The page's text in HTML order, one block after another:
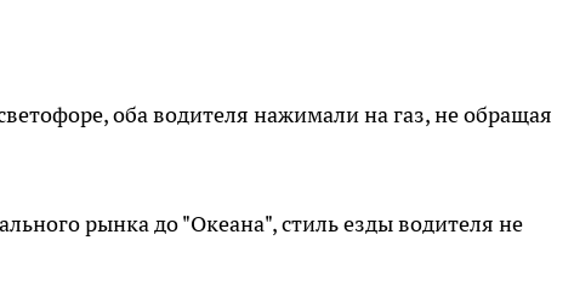
оба водителя нажимали на газ, не обращая
рынка до "Океана", стиль езды водителя не